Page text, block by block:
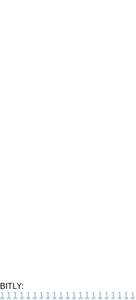
BITLY:
1 1 1 1 1 1 1 1 1 1 1 1 1 1 1 1 1 1 1 1 1